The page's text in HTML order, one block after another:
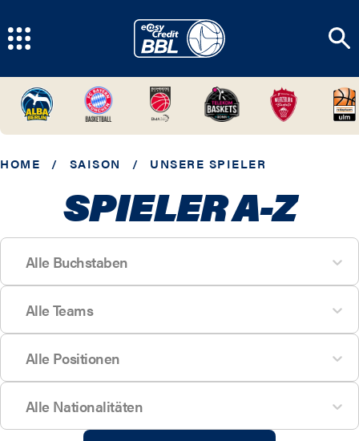
HOME / SAISON / UNSERE SPIELER
SPIELER A-Z
Alle Buchstaben
Alle Teams
Alle Positionen
Alle Nationalitäten